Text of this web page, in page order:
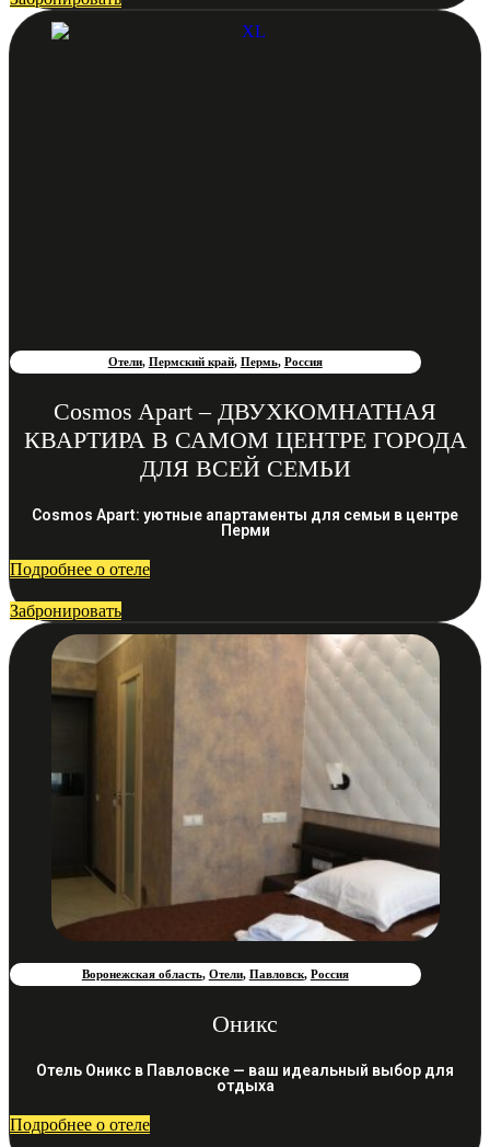
Отели, Пермский край, Пермь, Россия
Cosmos Apart – ДВУХКОМНАТНАЯ
КВАРТИРА В САМОМ ЦЕНТРЕ ГОРОДА
ДЛЯ ВСЕЙ СЕМЬИ
Cosmos Apart: уютные апартаменты для семьи в центре
Перми
Подробнее о отеле
Забронировать
Воронежская область, Отели, Павловск, Россия
Оникс
Отель Оникс в Павловске — ваш идеальный выбор для
отдыха
Подробнее о отеле